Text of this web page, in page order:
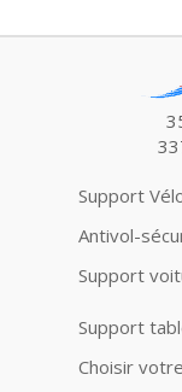
Support
Antivol-
Support
Support
Choisir